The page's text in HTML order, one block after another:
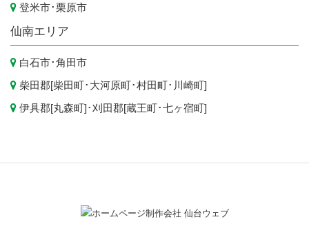
登米市･栗原市
仙南エリア
白石市･角田市
柴田郡[柴田町･ 大河原町･村田町･ 川崎町]
伊具郡[丸森町]･刈田郡[蔵王町･七ヶ宿町]